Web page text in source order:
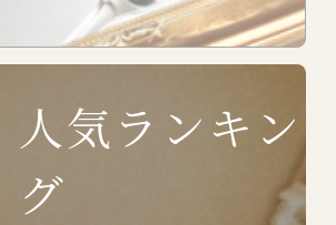
人気ランキン
グ